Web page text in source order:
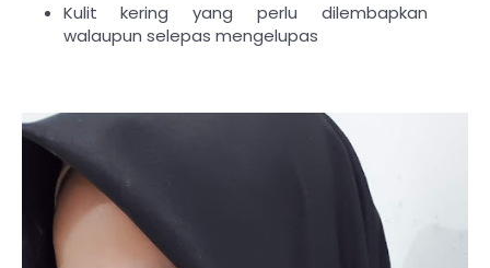
Kulit kering yang perlu dilembapkan
walaupun selepas mengelupas